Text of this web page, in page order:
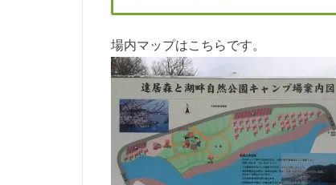
場内マップはこちらです。